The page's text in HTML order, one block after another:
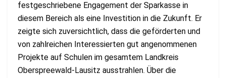
festgeschriebene Engagement der Sparkasse in
diesem Bereich als eine Investition in die Zukunft. Er
zeigte sich zuversichtlich, dass die geförderten und
von zahlreichen Interessierten gut angenommenen
Projekte auf Schulen im gesamtem Landkreis
Oberspreewald-Lausitz ausstrahlen. Über die